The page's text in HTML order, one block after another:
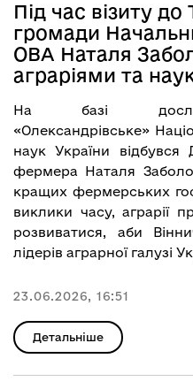
Під час візиту до
громади
ОВА Наталя
аграріями та
На базі
«Олександрівське»
наук України
фермера Наталя
кращих фермерських
виклики часу, аграрії
розвиватися, аби
лідерів аграрної галузі
23.06.2026, 16:51
Детальніше